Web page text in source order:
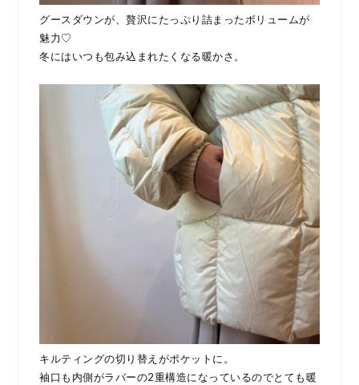
グースダウンが、贅沢にたっぷり詰まったボリュームが
魅力♡
冬にはいつも包み込まれたくなる暖かさ。
キルティングの切り替えがポケットに。
袖口も内側がラバーの2重構造になっているのでとても暖